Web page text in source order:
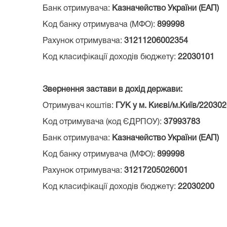
Банк отримувача: Казначейство України (ЕАП)
Код банку отримувача (МФО): 899998
Рахунок отримувача: 31211206002354
Код класифікації доходів бюджету: 22030101
Звернення застави в дохід держави:
Отримувач коштів: ГУК у м. Києві/м.Київ/
Код отримувача (код ЄДРПОУ): 37993783
Банк отримувача: Казначейство України (ЕАП)
Код банку отримувача (МФО): 899998
Рахунок отримувача: 31217205026001
Код класифікації доходів бюджету: 22030200